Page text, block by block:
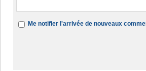
Me notifier l'arrivée de nouveaux